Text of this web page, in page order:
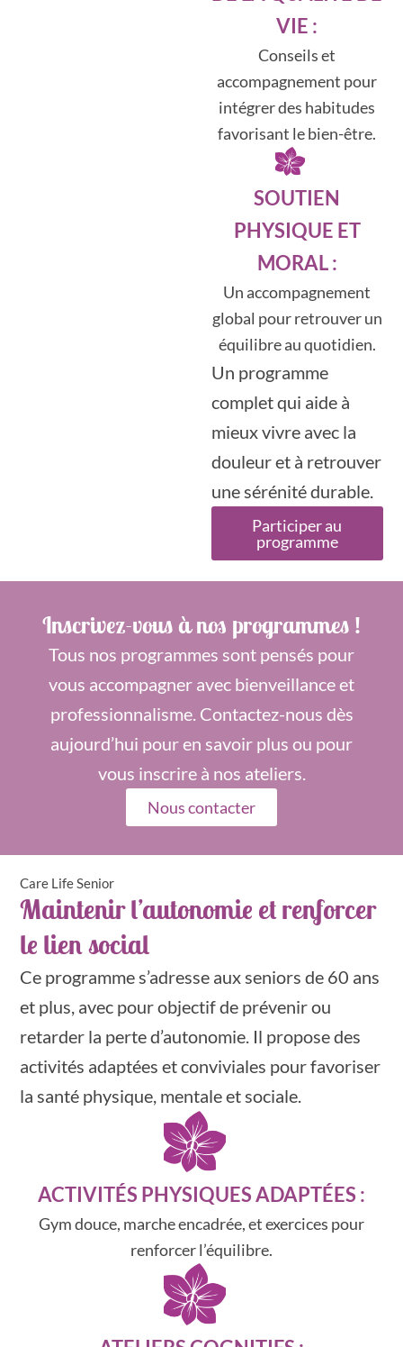
VIE :
Conseils et
accompagnement pour
intégrer des habitudes
favorisant le bien-être.
SOUTIEN
PHYSIQUE ET
MORAL :
Un accompagnement
global pour retrouver un
équilibre au quotidien.
Un programme
complet qui aide à
mieux vivre avec la
douleur et à retrouver
une sérénité durable.
Participer au
programme
Inscrivez-vous à nos programmes !
Tous nos programmes sont pensés pour
vous accompagner avec bienveillance et
professionnalisme. Contactez-nous dès
aujourd’hui pour en savoir plus ou pour
vous inscrire à nos ateliers.
Nous contacter
Care Life Senior
Maintenir l’autonomie et renforcer
le lien social
Ce programme s’adresse aux seniors de 60 ans
et plus, avec pour objectif de prévenir ou
retarder la perte d’autonomie. Il propose des
activités adaptées et conviviales pour favoriser
la santé physique, mentale et sociale.
ACTIVITÉS PHYSIQUES ADAPTÉES :
Gym douce, marche encadrée, et exercices pour
renforcer l’équilibre.